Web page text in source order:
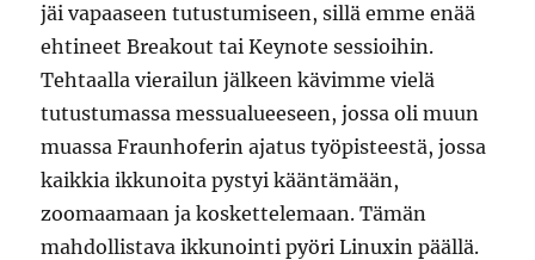
jäi vapaaseen tutustumiseen, sillä emme enää
ehtineet Breakout tai Keynote sessioihin.
Tehtaalla vierailun jälkeen kävimme vielä
tutustumassa messualueeseen, jossa oli muun
muassa Fraunhoferin ajatus työpisteestä, jossa
kaikkia ikkunoita pystyi kääntämään,
zoomaamaan ja koskettelemaan. Tämän
mahdollistava ikkunointi pyöri Linuxin päällä.